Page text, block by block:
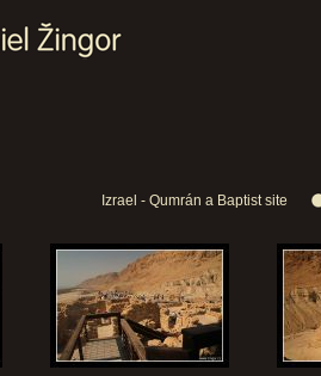
Izrael - Qumrán a Baptist site